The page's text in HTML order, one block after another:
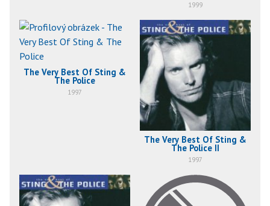
1999
The Very Best Of Sting &
The Police
1997
The Very Best Of Sting &
The Police II
1997